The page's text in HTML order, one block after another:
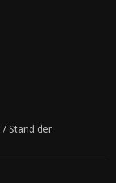
Stand der